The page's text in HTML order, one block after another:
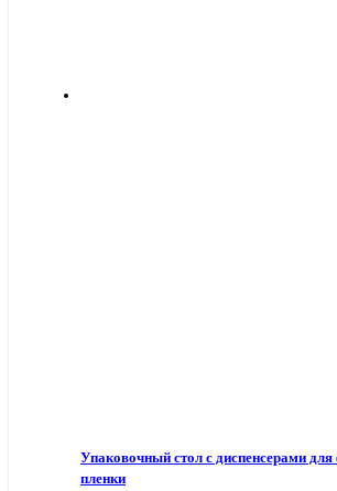
Упаковочный стол с диспенсерами для
пленки